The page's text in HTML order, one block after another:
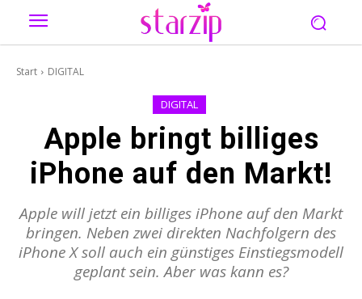
Start DIGITAL
DIGITAL
Apple bringt billiges
iPhone auf den Markt!
Apple will jetzt ein billiges iPhone auf den Markt
bringen. Neben zwei direkten Nachfolgern des
iPhone X soll auch ein günstiges Einstiegsmodell
geplant sein. Aber was kann es?